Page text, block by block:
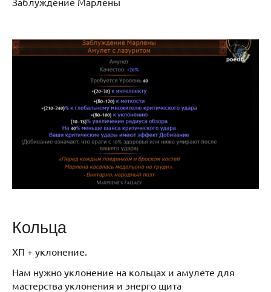
Кольца
ХП + уклонение.
Нам нужно уклонение на кольцах и амулете для
мастерства уклонения и энерго щита